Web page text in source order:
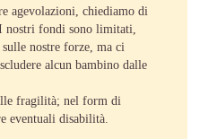
agevolazioni, chiediamo di
nostri fondi sono limitati,
sulle nostre forze, ma ci
alcun bambino dalle
fragilità; nel form di
eventuali disabilità.